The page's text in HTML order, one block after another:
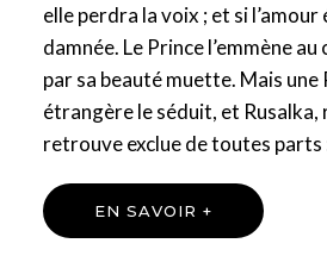
elle perdra la voix ; et si l’amour
damnée. Le Prince l’emmène
par sa beauté muette. Mais une
étrangère le séduit, et Rusalka,
retrouve exclue de toutes parts
EN SAVOIR +